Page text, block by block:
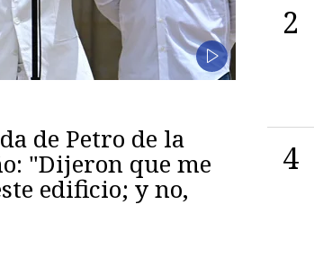
de Petro de la
"Dijeron que me
edificio; y no,
2
4